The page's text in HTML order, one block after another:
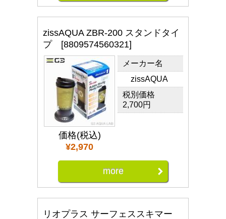
zissAQUA ZBR-200 スタンドタイ
プ [8809574560321]
価格(税込)
¥2,970
メーカー名
zissAQUA
税別価格
2,700円
more
リオプラス サーフェススキマー